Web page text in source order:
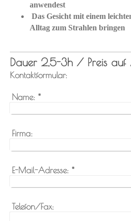
anwendest
Das Gesicht mit einem
Alltag zum Strahlen bringen
Dauer 2,5-3h / Preis auf
Kontaktformular:
Name: *
Firma:
E-Mail-Adresse: *
Telefon/Fax: